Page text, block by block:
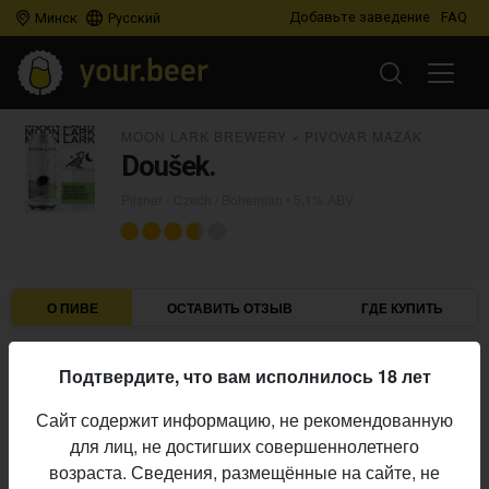
Минск Русский Добавьте заведение FAQ
Doušek.
О ПИВЕ ОСТАВИТЬ ОТЗЫВ ГДЕ КУПИТЬ
Пивоварни:
Pivovar Mazák
Алкоголь:
5,1%
Начало
выпуска:
09.04.2024
Подтвердите, что вам исполнилось 18 лет
Сайт содержит информацию, не рекомендованную
для лиц, не достигших совершеннолетнего
возраста. Сведения, размещённые на сайте, не